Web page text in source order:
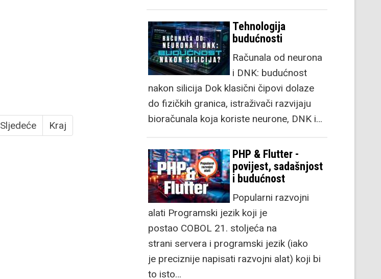
Sljedeće Kraj
Tehnologija
budućnosti
Računala od neurona
i DNK: budućnost
nakon silicija Dok klasični čipovi dolaze
do fizičkih granica, istraživači razvijaju
bioračunala koja koriste neurone, DNK i…
PHP & Flutter -
povijest, sadašnjost
i budućnost
Popularni razvojni
alati Programski jezik koji je
postao COBOL 21. stoljeća na
strani servera i programski jezik (iako
je preciznije napisati razvojni alat) koji bi
to isto…